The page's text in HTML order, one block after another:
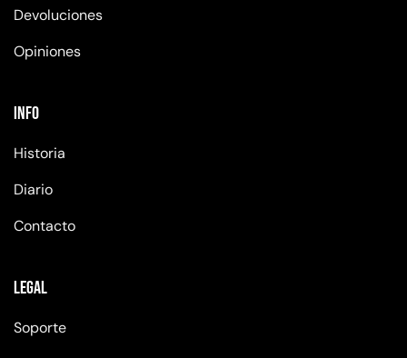
Devoluciones
Opiniones
Info
Historia
Diario
Contacto
Legal
Soporte